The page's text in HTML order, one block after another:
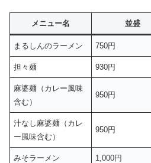
メニュー名 並盛
まるしんのラーメン 750円
担々麺 930円
麻婆麺（カレー風味
含む）
950円
汁なし麻婆麺（カレ
ー風味含む）
950円
みそラーメン 1,000円